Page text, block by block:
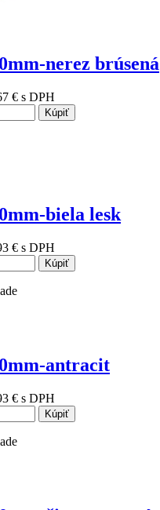
nerez brúsená
€ s DPH
Kúpiť
biela lesk
€ s DPH
Kúpiť
antracit
€ s DPH
Kúpiť